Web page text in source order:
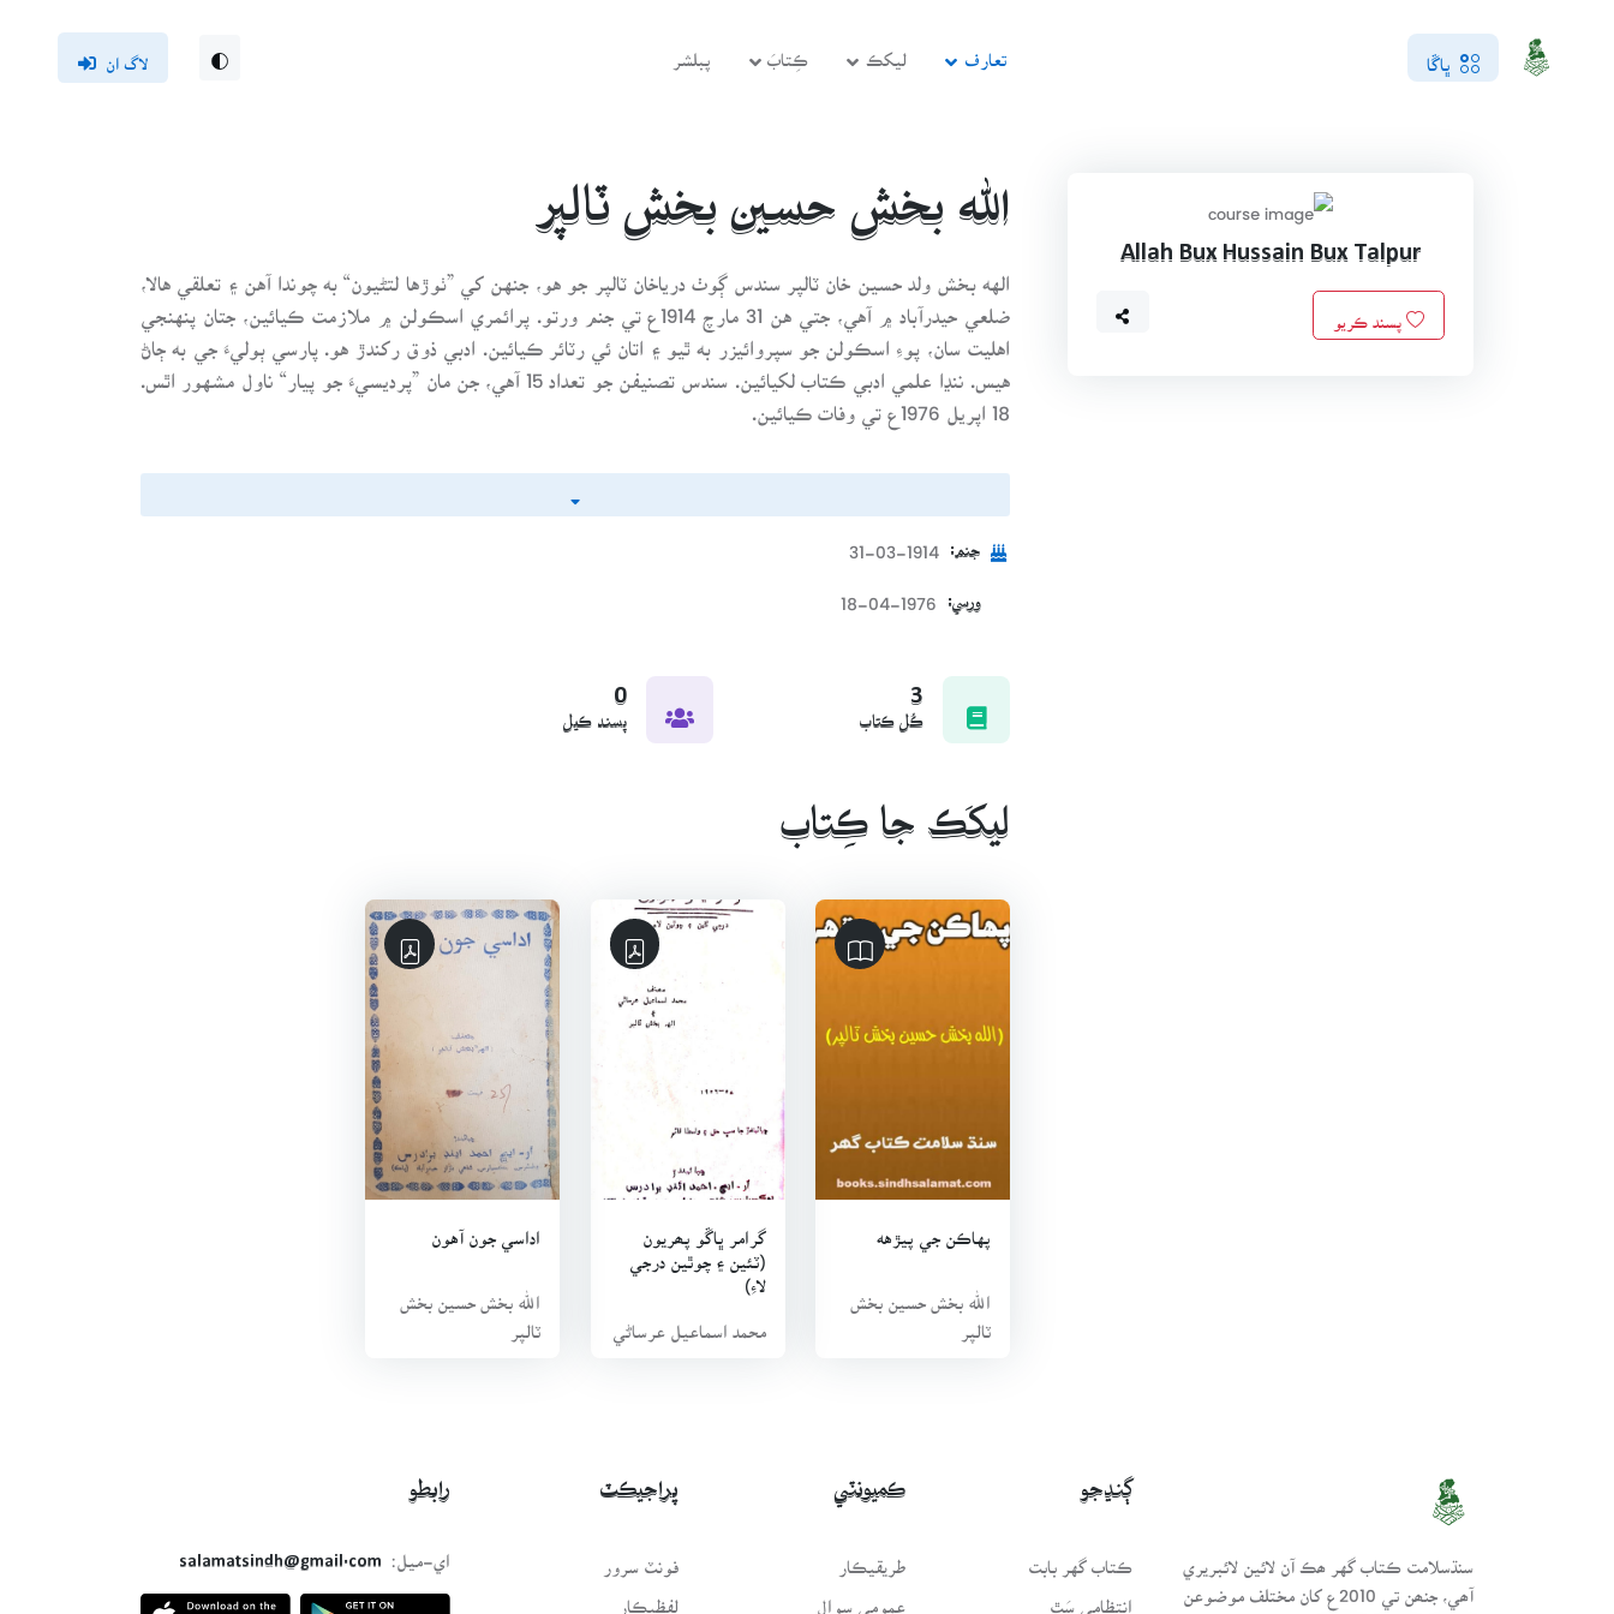
ڀاڱا تعارف ليکڪ ڪِتابَ پبلشر لاگ ان
Allah Bux Hussain Bux Talpur
الله بخش حسين بخش ٽالپر
الهه بخش ولد حسين خان ٽالپر سندس ڳوٺ درياخان ٽالپر جو هو، جنهن کي ”ٺوڙها لتڻيون“ به چوندا آهن ۽ تعلقي هالا،
ضلعي حيدرآباد ۾ آهي، جتي هن 31 مارچ 1914ع تي جنم ورتو. پرائمري اسڪولن ۾ ملازمت ڪيائين، جتان پنهنجي
اهليت سان، پوءِ اسڪولن جو سپروائيزر به ٿيو ۽ اتان ئي رٽائر ڪيائين. ادبي ذوق رکندڙ هو. پارسي ٻوليءَ جي به ڄاڻ
هيس. ننڍا علمي ادبي ڪتاب لکيائين. سندس تصنيفن جو تعداد 15 آهي، جن مان ”پرديسيءَ جو پيار“ ناول مشهور اٿس.
18 اپريل 1976ع تي وفات ڪيائين.
جنم:
1914-03-31
ورسي:
1976-04-18
3
ڪُل ڪتاب
0
پسند ڪيل
ليکَڪ جا ڪِتاب
پهاڪن جي پيڙهه
الله بخش حسين بخش
ٽالپر
گرامر ڀاڱو پھريون
(ٽئين ۽ چوٿين درجي
لاءِ)
محمد اسماعيل عرساڻي
اداسي جون آهون
الله بخش حسين بخش
ٽالپر
سنڌسلامت ڪتاب گهر ھڪ آن لائين لائبريري
آھي، جنھن تي 2010ع کان مختلف موضوعن
ڳنڍجو
ڪتاب گهر بابت
انتظامي سَٿ
ڪميونٽي
طريقيڪار
عمومي سوال
پراجيڪٽ
فونٽ سرور
لفظيڪار
رابطو
اي-ميل:
salamatsindh@gmail.com